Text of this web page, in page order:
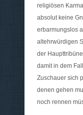
religiösen
absolut keine
erbarmungslos
altehrwürdigen
der
damit in dem
Zuschauer sich
denen gehen
noch rennen